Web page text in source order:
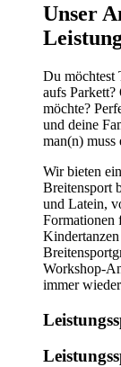
​​​Unser
Du möchtest
aufs
möchte?
und deine
man(n) muss
Wir bieten
Breitensport
und Latein,
Formationen
Workshop-
immer